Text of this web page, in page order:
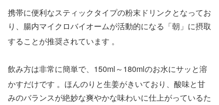
携帯に便利なスティックタイプの粉末ドリンクとなってお
り、腸内マイクロバイオームが活動的になる「朝」に摂取
することが推奨されています 。
飲み方は非常に簡単で、150ml～180mlのお水にサッと溶
かすだけです 。ほんのりと生姜がきいており、酸味と甘
みのバランスが絶妙な爽やかな味わいに仕上がっているた